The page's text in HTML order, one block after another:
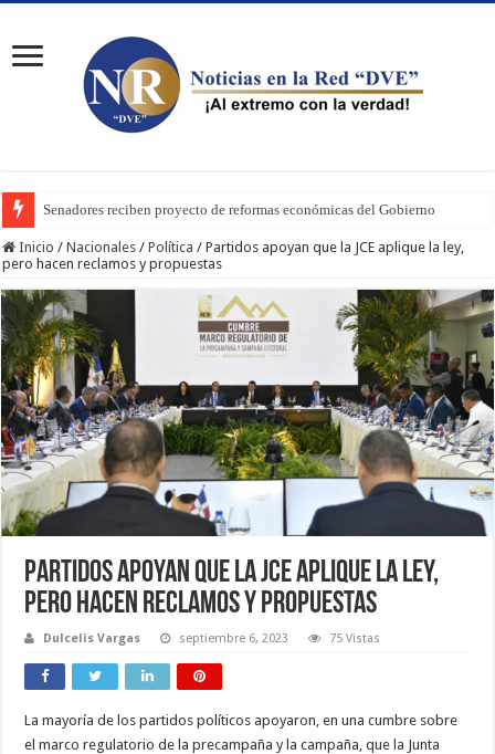
Senadores reciben proyecto de reformas económicas del Gobierno
Inicio / Nacionales / Política / Partidos apoyan que la JCE aplique la ley,
pero hacen reclamos y propuestas
Partidos apoyan que la JCE aplique la ley,
pero hacen reclamos y propuestas
Dulcelis Vargas septiembre 6, 2023 75 Vistas
La mayoría de los partidos políticos apoyaron, en una cumbre sobre
el marco regulatorio de la precampaña y la campaña, que la Junta